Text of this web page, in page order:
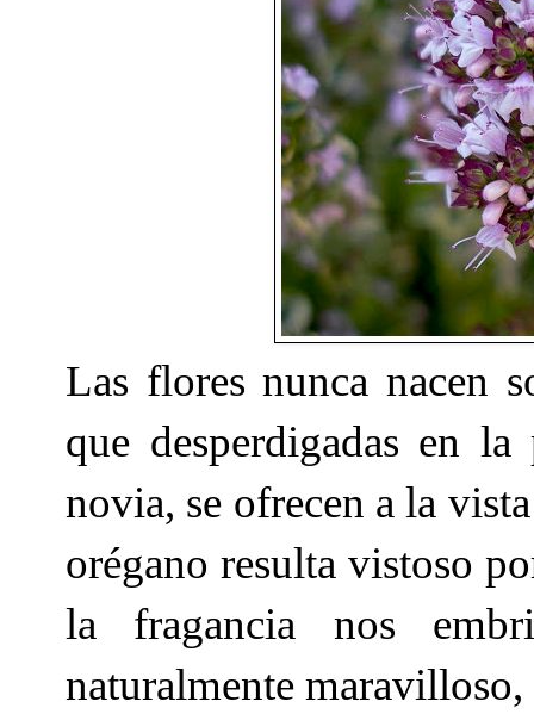
Las flores nunca nacen
que desperdigadas en
novia, se ofrecen a la
orégano resulta vistoso
la fragancia nos
naturalmente maravilloso,